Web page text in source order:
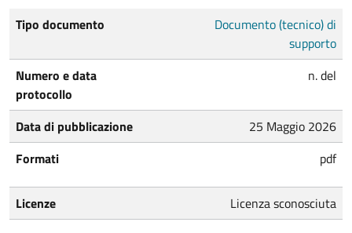
Tipo documento
Documento (tecnico) di
supporto
Numero e data
protocollo
n. del
Data di pubblicazione
25 Maggio 2026
Formati
pdf
Licenze Licenza sconosciuta